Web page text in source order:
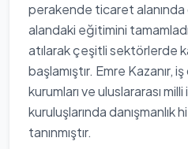
perakende ticaret
alandaki eğitimini
atılarak çeşitli sektörlerde
başlamıştır. Emre Kazanır,
kurumları ve uluslararası
kuruluşlarında danışmanlık
tanınmıştır.